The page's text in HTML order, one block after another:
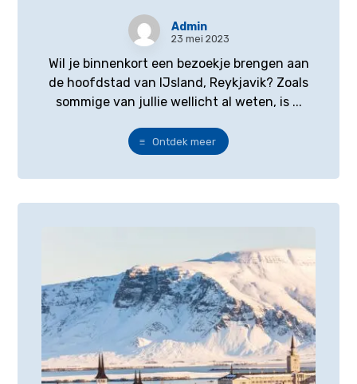
Admin
23 mei 2023
Wil je binnenkort een bezoekje brengen aan
de hoofdstad van IJsland, Reykjavik? Zoals
sommige van jullie wellicht al weten, is ...
Ontdek meer